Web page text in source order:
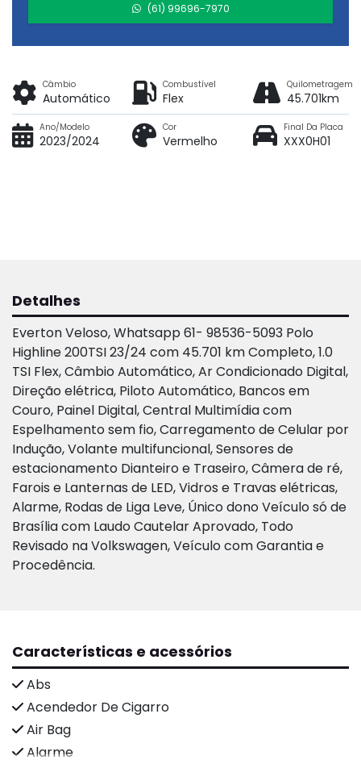
(61) 99696-7970
Câmbio
Automático
Combustível
Flex
Quilometragem
45.701km
Ano/Modelo
2023/2024
Cor
Vermelho
Final Da Placa
XXX0H01
Detalhes
Everton Veloso, Whatsapp 61- 98536-5093 Polo
Highline 200TSI 23/24 com 45.701 km Completo, 1.0
TSI Flex, Câmbio Automático, Ar Condicionado Digital,
Direção elétrica, Piloto Automático, Bancos em
Couro, Painel Digital, Central Multimídia com
Espelhamento sem fio, Carregamento de Celular por
Indução, Volante multifuncional, Sensores de
estacionamento Dianteiro e Traseiro, Câmera de ré,
Farois e Lanternas de LED, Vidros e Travas elétricas,
Alarme, Rodas de Liga Leve, Único dono Veículo só de
Brasília com Laudo Cautelar Aprovado, Todo
Revisado na Volkswagen, Veículo com Garantia e
Procedência.
Características e acessórios
Abs
Acendedor De Cigarro
Air Bag
Alarme